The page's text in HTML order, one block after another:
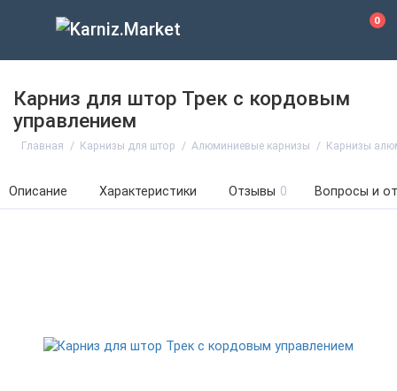
0
Карниз для штор Трек с кордовым
управлением
Главная Карнизы для штор Алюминиевые карнизы Карнизы
Описание Характеристики Отзывы 0 Вопросы и